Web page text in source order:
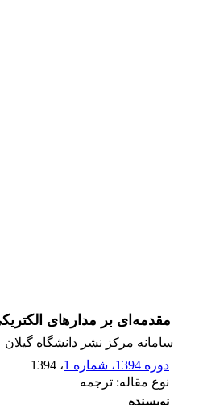
مقدمه‌ای بر مدارهای
سامانه مرکز نشر دانشگاه گیلان
دوره 1394، شماره 1
، 1394
نوع مقاله: ترجمه
نویسنده